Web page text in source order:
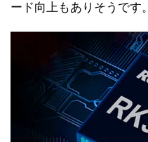
ード向上もありそうです。